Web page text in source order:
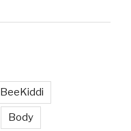
BeeKiddi
Body